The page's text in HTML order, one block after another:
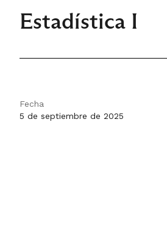
Estadística I
Fecha
5 de septiembre de 2025